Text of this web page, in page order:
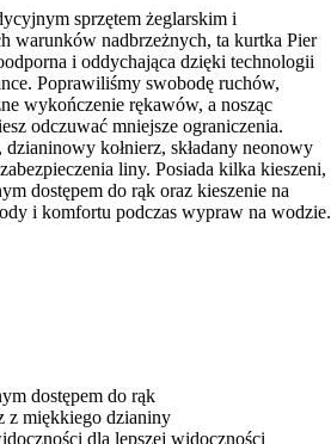
sprzętem żeglarskim i
warunków nadbrzeżnych, ta kurtka Pier
i oddychająca dzięki technologii
Poprawiliśmy swobodę ruchów,
wykończenie rękawów, a nosząc
odczuwać mniejsze ograniczenia.
kołnierz, składany neonowy
liny. Posiada kilka kieszeni,
dostępem do rąk oraz kieszenie na
i komfortu podczas wypraw na wodzie.
dostępem do rąk
z miękkiego dzianiny
dla lepszej widoczności